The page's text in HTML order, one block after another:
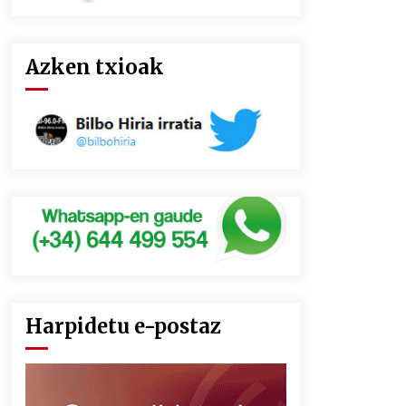
Azken txioak
Harpidetu e-postaz